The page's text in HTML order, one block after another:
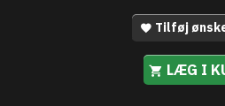
Tilføj
LÆG I